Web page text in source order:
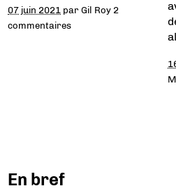
07 juin 2021 parGil Roy 2
commentaires
En bref